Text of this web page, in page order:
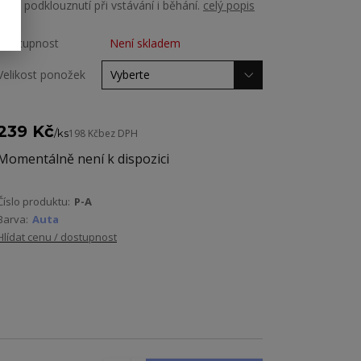
proti podklouznutí při vstávání i běhání. celý popis
Dostupnost Není skladem
ponožek
Kč/ks198 Kčbez DPH
není k dispozici
produktu: P-A
Auta
cenu / dostupnost